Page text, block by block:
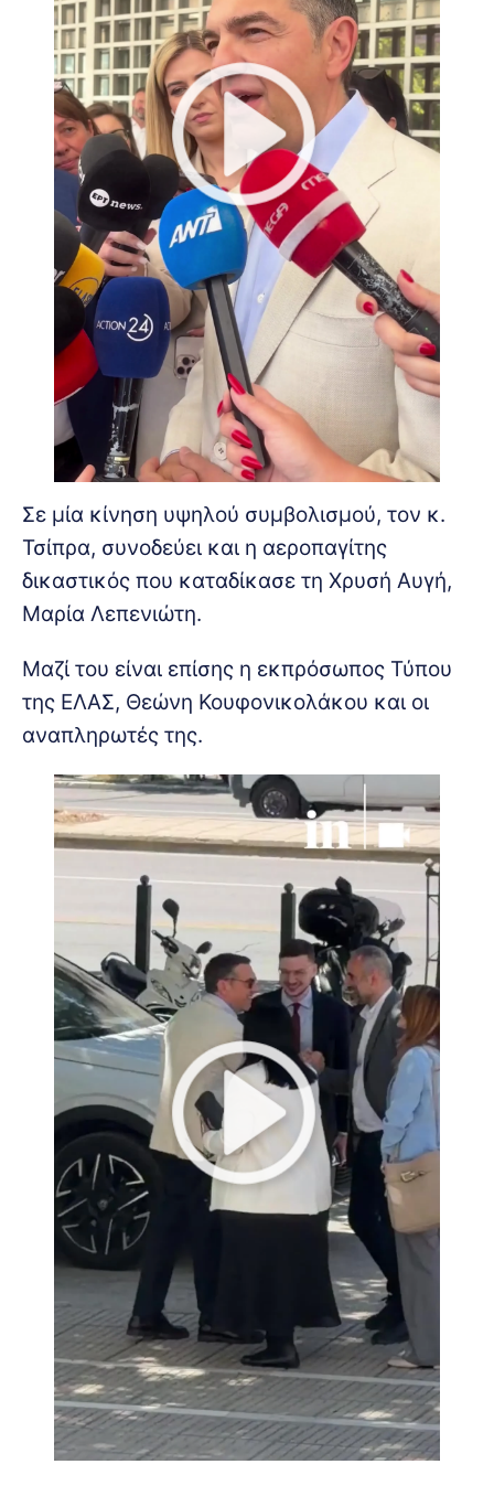
Σε μία κίνηση υψηλού συμβολισμού, τον κ.
Τσίπρα, συνοδεύει και η αεροπαγίτης
δικαστικός που καταδίκασε τη Χρυσή Αυγή,
Μαρία Λεπενιώτη.
Μαζί του είναι επίσης η εκπρόσωπος Τύπου
της ΕΛΑΣ, Θεώνη Κουφονικολάκου και οι
αναπληρωτές της.